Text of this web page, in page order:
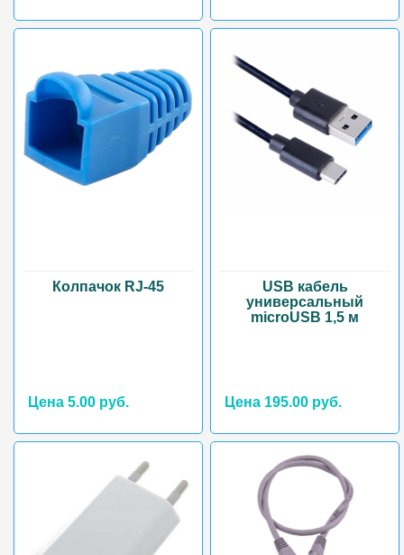
Колпачок RJ-45
Цена 5.00 руб.
USB кабель
универсальный
microUSB 1,5 м
Цена 195.00 руб.